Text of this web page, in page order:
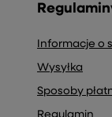
Informacje o
Wysyłka
Sposoby
Regulamin